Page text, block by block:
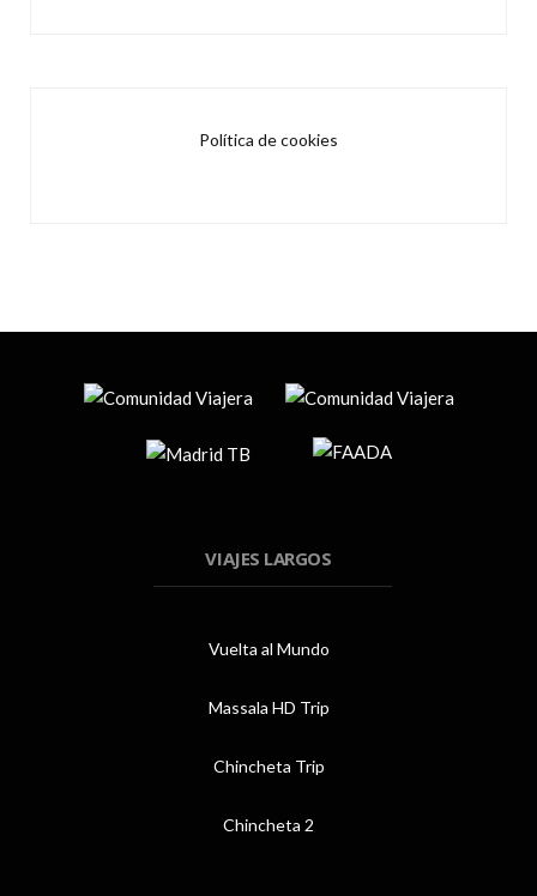
Política de cookies
VIAJES LARGOS
Vuelta al Mundo
Massala HD Trip
Chincheta Trip
Chincheta 2